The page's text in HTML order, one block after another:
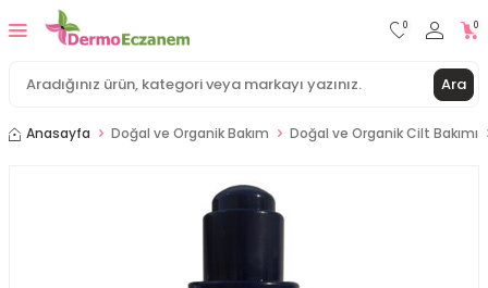
Ara
0 0
Anasayfa Doğal ve Organik Bakım Doğal ve Organik Cilt Bakımı